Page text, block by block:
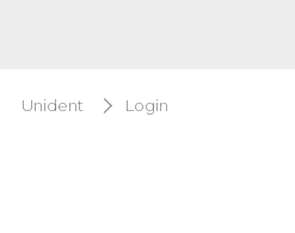
Unident Login